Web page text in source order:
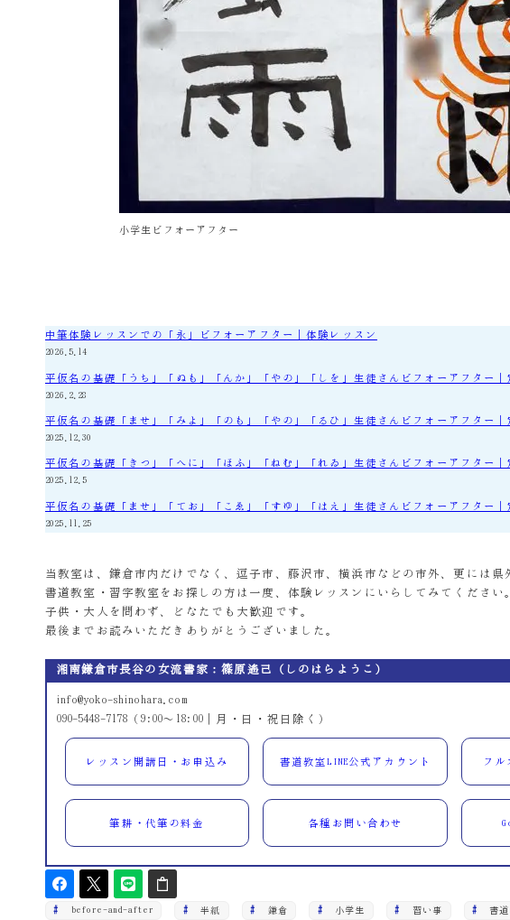
小学生ビフォーアフター
中筆体験レッスンでの「永」ビフォーアフター｜体験レッスン
2026.5.14
平仮名の基礎「うち」「ぬも」「んか」「やの」「しを」生徒さんビフォーアフター｜
2026.2.28
平仮名の基礎「ませ」「みよ」「のも」「やの」「るひ」生徒さんビフォーアフター｜
2025.12.30
平仮名の基礎「きつ」「へに」「ほふ」「ねむ」「れゐ」生徒さんビフォーアフター｜
2025.12.5
平仮名の基礎「ませ」「てお」「こゑ」「すゆ」「はえ」生徒さんビフォーアフター｜
2025.11.25
当教室は、鎌倉市内だけでなく、逗子市、藤沢市、横浜市などの市外、更には
書道教室・習字教室をお探しの方は一度、体験レッスンにいらしてみてください
子供・大人を問わず、どなたでも大歓迎です。
最後までお読みいただきありがとうございました。
湘南鎌倉市長谷の女流書家：篠原遙己（しのはらようこ）
info@yoko-shinohara.com
090-5448-7178（9:00～18:00｜月・日・祝日除く）
レッスン開講日・お申込み 書道教室LINE公式アカウント フル
筆耕・代筆の料金 各種お問い合わせ
before-and-after 半紙 鎌倉 小学生 習い事 書道